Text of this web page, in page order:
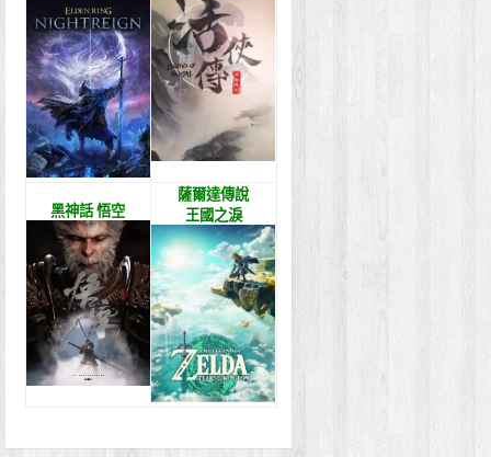
黑神話 悟空
薩爾達傳說
王國之淚